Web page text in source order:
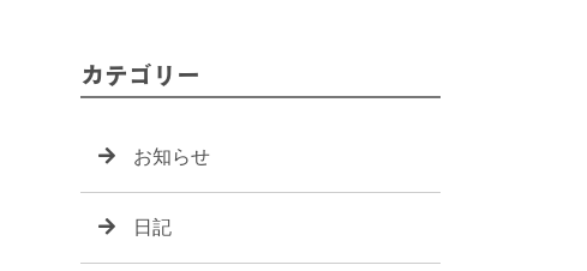
カテゴリー
お知らせ
日記